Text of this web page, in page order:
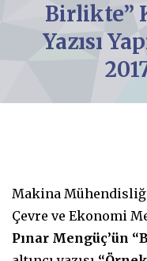
Birlikte”
Yazısı
Makina
Çevre ve Ekonomi
Pınar Mengüç’ün